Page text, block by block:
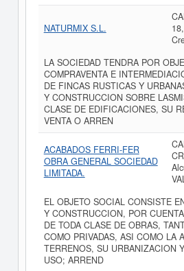
NATURMIX S.L.
LA SOCIEDAD TENDRA POR
COMPRAVENTA E
DE FINCAS RUSTICAS Y
Y CONSTRUCCION SOBRE
CLASE DE EDIFICACIONES, SU
VENTA O ARREN
ACABADOS FERRI-FER
OBRA GENERAL SOCIEDAD
LIMITADA.
EL OBJETO SOCIAL CONSISTE
Y CONSTRUCCION, POR
DE TODA CLASE DE OBRAS,
COMO PRIVADAS, ASI COMO LA
TERRENOS, SU URBANIZACION
USO; ARREND